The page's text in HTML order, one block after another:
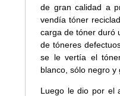
de gran calidad a
vendía tóner
carga de tóner duró
de tóneres
se le vertía el
blanco, sólo negro y
Luego le dio por el